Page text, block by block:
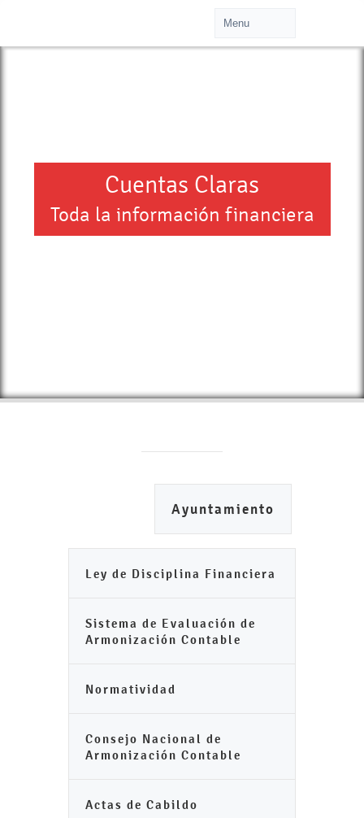
Cuentas Claras
Toda la información financiera
Ayuntamiento
Ley de Disciplina Financiera
Sistema de Evaluación de
Armonización Contable
Normatividad
Consejo Nacional de
Armonización Contable
Actas de Cabildo